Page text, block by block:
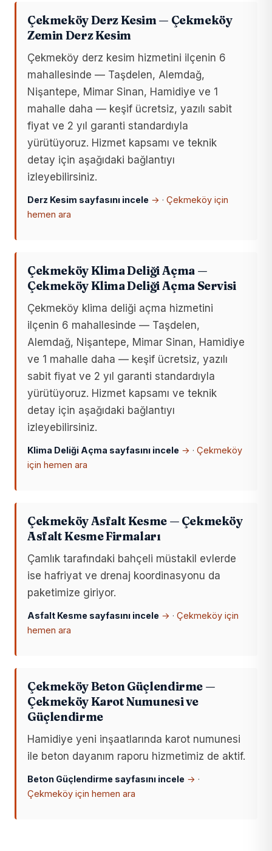
Çekmeköy Derz Kesim — Çekmeköy
Zemin Derz Kesim
Çekmeköy derz kesim hizmetini ilçenin 6
mahallesinde — Taşdelen, Alemdağ,
Nişantepe, Mimar Sinan, Hamidiye ve 1
mahalle daha — keşif ücretsiz, yazılı sabit
fiyat ve 2 yıl garanti standardıyla
yürütüyoruz. Hizmet kapsamı ve teknik
detay için aşağıdaki bağlantıyı
izleyebilirsiniz.
Derz Kesim sayfasını incele → · Çekmeköy için
hemen ara
Çekmeköy Klima Deliği Açma —
Çekmeköy Klima Deliği Açma Servisi
Çekmeköy klima deliği açma hizmetini
ilçenin 6 mahallesinde — Taşdelen,
Alemdağ, Nişantepe, Mimar Sinan, Hamidiye
ve 1 mahalle daha — keşif ücretsiz, yazılı
sabit fiyat ve 2 yıl garanti standardıyla
yürütüyoruz. Hizmet kapsamı ve teknik
detay için aşağıdaki bağlantıyı
izleyebilirsiniz.
Klima Deliği Açma sayfasını incele → · Çekmeköy
için hemen ara
Çekmeköy Asfalt Kesme — Çekmeköy
Asfalt Kesme Firmaları
Çamlık tarafındaki bahçeli müstakil evlerde
ise hafriyat ve drenaj koordinasyonu da
paketimize giriyor.
Asfalt Kesme sayfasını incele → · Çekmeköy için
hemen ara
Çekmeköy Beton Güçlendirme —
Çekmeköy Karot Numunesi ve
Güçlendirme
Hamidiye yeni inşaatlarında karot numunesi
ile beton dayanım raporu hizmetimiz de aktif.
Beton Güçlendirme sayfasını incele → ·
Çekmeköy için hemen ara